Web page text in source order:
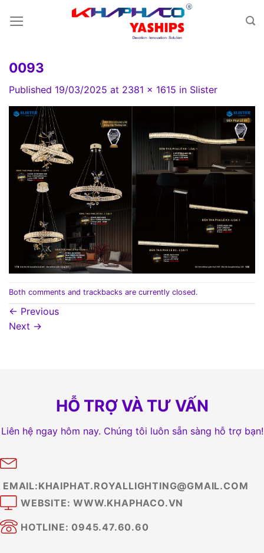
0093
Published 19/03/2025 at 2381 × 1615 in Slister
Both comments and trackbacks are currently closed.
← Previous
Next →
HỖ TRỢ VÀ TƯ VẤN
Liên hệ ngay hôm nay. Chúng tôi luôn sẵn sàng hỗ trợ bạn!
EMAIL:KHAIPHAT.ROYALLIGHTING@GMAIL.COM
WEBSITE: WWW.KHAPHACO.VN
HOTLINE: 0945.47.60.60